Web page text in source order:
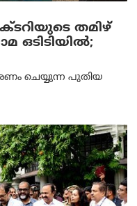
തമിഴ്
ഒടിടിയിൽ;
ചെയ്യുന്ന പുതിയ